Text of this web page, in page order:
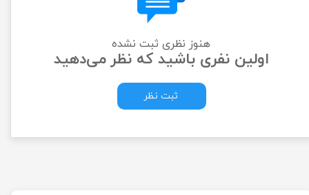
هنوز نظری ثبت نشده
اولین نفری باشید که نظر می‌دهید
ثبت نظر